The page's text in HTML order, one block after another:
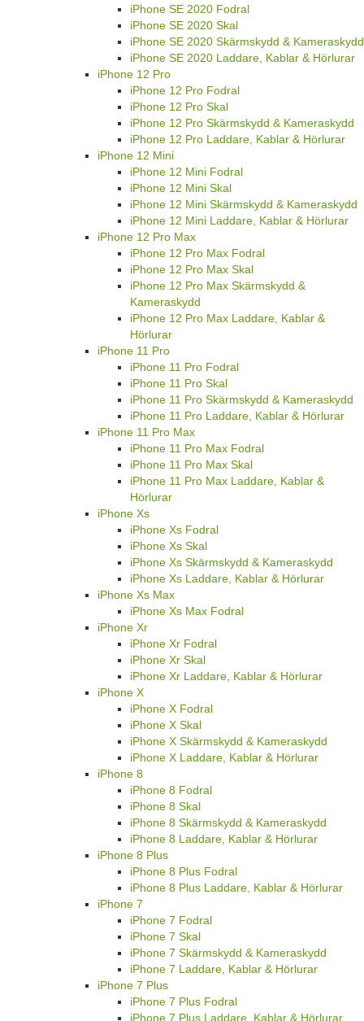
iPhone SE 2020 Fodral
iPhone SE 2020 Skal
iPhone SE 2020 Skärmskydd & Kameraskydd
iPhone SE 2020 Laddare, Kablar & Hörlurar
iPhone 12 Pro
iPhone 12 Pro Fodral
iPhone 12 Pro Skal
iPhone 12 Pro Skärmskydd & Kameraskydd
iPhone 12 Pro Laddare, Kablar & Hörlurar
iPhone 12 Mini
iPhone 12 Mini Fodral
iPhone 12 Mini Skal
iPhone 12 Mini Skärmskydd & Kameraskydd
iPhone 12 Mini Laddare, Kablar & Hörlurar
iPhone 12 Pro Max
iPhone 12 Pro Max Fodral
iPhone 12 Pro Max Skal
iPhone 12 Pro Max Skärmskydd &
Kameraskydd
iPhone 12 Pro Max Laddare, Kablar &
Hörlurar
iPhone 11 Pro
iPhone 11 Pro Fodral
iPhone 11 Pro Skal
iPhone 11 Pro Skärmskydd & Kameraskydd
iPhone 11 Pro Laddare, Kablar & Hörlurar
iPhone 11 Pro Max
iPhone 11 Pro Max Fodral
iPhone 11 Pro Max Skal
iPhone 11 Pro Max Laddare, Kablar &
Hörlurar
iPhone Xs
iPhone Xs Fodral
iPhone Xs Skal
iPhone Xs Skärmskydd & Kameraskydd
iPhone Xs Laddare, Kablar & Hörlurar
iPhone Xs Max
iPhone Xs Max Fodral
iPhone Xr
iPhone Xr Fodral
iPhone Xr Skal
iPhone Xr Laddare, Kablar & Hörlurar
iPhone X
iPhone X Fodral
iPhone X Skal
iPhone X Skärmskydd & Kameraskydd
iPhone X Laddare, Kablar & Hörlurar
iPhone 8
iPhone 8 Fodral
iPhone 8 Skal
iPhone 8 Skärmskydd & Kameraskydd
iPhone 8 Laddare, Kablar & Hörlurar
iPhone 8 Plus
iPhone 8 Plus Fodral
iPhone 8 Plus Laddare, Kablar & Hörlurar
iPhone 7
iPhone 7 Fodral
iPhone 7 Skal
iPhone 7 Skärmskydd & Kameraskydd
iPhone 7 Laddare, Kablar & Hörlurar
iPhone 7 Plus
iPhone 7 Plus Fodral
iPhone 7 Plus Laddare, Kablar & Hörlurar